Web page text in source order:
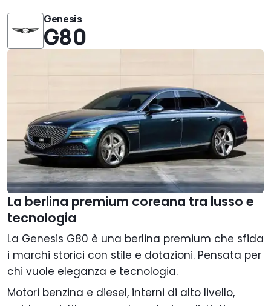
Genesis
G80
La berlina premium coreana tra lusso e
tecnologia
La Genesis G80 è una berlina premium che sfida
i marchi storici con stile e dotazioni. Pensata per
chi vuole eleganza e tecnologia.
Motori benzina e diesel, interni di alto livello,